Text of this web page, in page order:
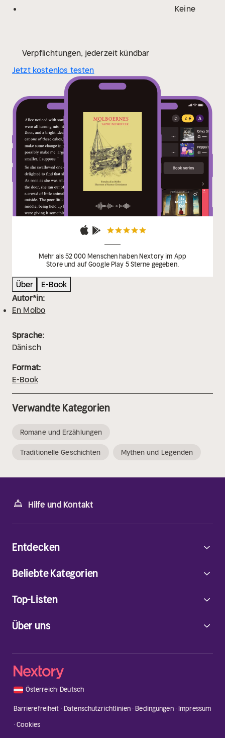
Keine
Verpflichtungen, jederzeit kündbar
Jetzt kostenlos testen
Mehr als 52 000 Menschen haben Nextory im App
Store und auf Google Play 5 Sterne gegeben.
Über
E-Book
Autor*in:
En Molbo
Sprache:
Dänisch
Format:
E-Book
Verwandte Kategorien
Romane und Erzählungen
Traditionelle Geschichten Mythen und Legenden
Hilfe und Kontakt
Über uns
Entdecken
Beliebte Kategorien
Top-Listen
🇦🇹 Österreich·Deutsch
Barrierefreiheit ·Datenschutzrichtlinien·Bedingungen· Impressum
·Cookies